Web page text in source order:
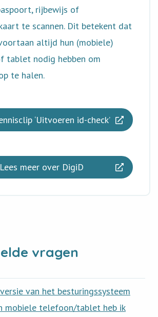
rijbewijs of
te scannen. Dit betekent dat
altijd hun (mobiele)
tablet nodig hebben om
te halen.
‘Uitvoeren id-check’
Lees meer over DigiD
vragen
van het besturingssysteem
mobiele telefoon/tablet heb ik